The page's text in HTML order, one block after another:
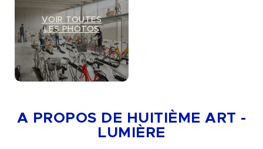
VOIR TOUTES
LES PHOTOS
A PROPOS DE HUITIÈME ART -
LUMIÈRE